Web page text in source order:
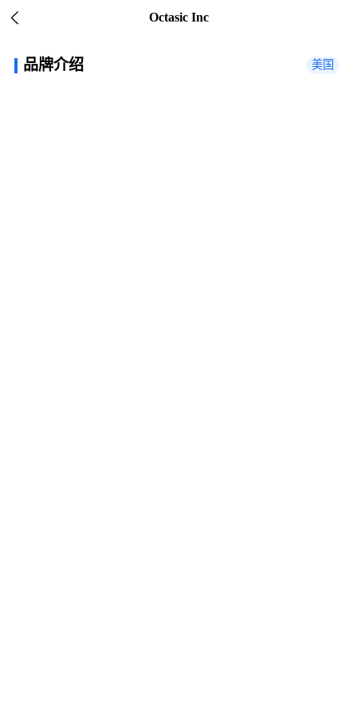
Octasic Inc
品牌介绍 美国